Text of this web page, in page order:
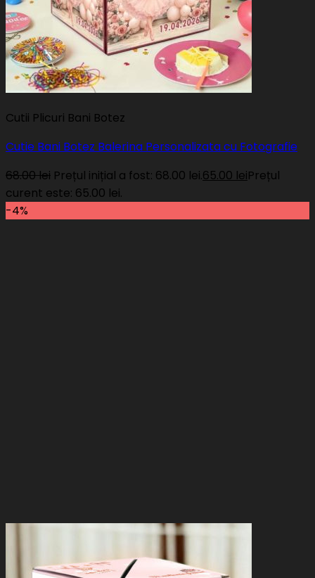
Cutii Plicuri Bani Botez
Cutie Bani Botez Balerina Personalizata cu Fotografie
68.00lei Prețul inițial a fost: 68.00 lei.65.00 leiPrețul
curent este: 65.00 lei.
-4%